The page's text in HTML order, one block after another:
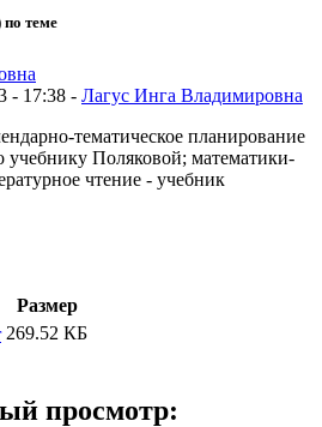
теме
- 17:38 - Лагус Инга Владимировна
тематическое планирование
учебнику Поляковой; математики-
чтение - учебник
Размер
269.52 КБ
просмотр: